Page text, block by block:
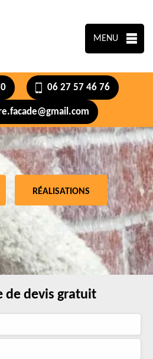
MENU
06 27 57 46 76
RÉALISATIONS
de devis gratuit